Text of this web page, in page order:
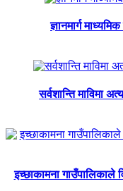
ज्ञानमार्ग
सर्वशान्ति माविमा
इच्छाकामना गाउँपालिकाले